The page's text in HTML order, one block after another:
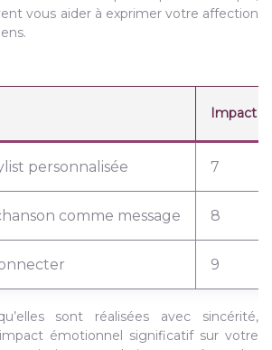
vous aider à exprimer votre affection
Impact
personnalisée 7
comme message 8
9
sont réalisées avec sincérité,
émotionnel significatif sur votre